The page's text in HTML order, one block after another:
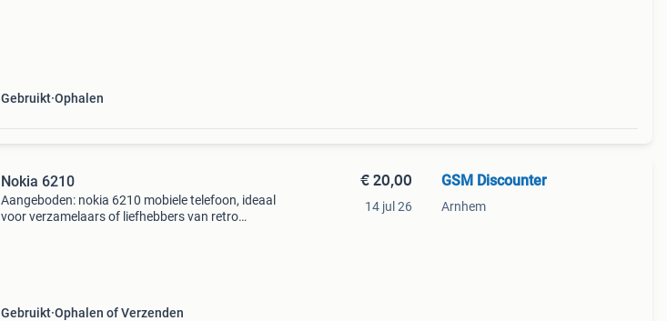
Gebruikt Ophalen
Nokia 6210
Aangeboden: nokia 6210 mobiele telefoon, ideaal
voor verzamelaars of liefhebbers van retro
Gebruikt Ophalen of Verzenden
€ 20,00
14 jul 26
GSM Discounter
Arnhem